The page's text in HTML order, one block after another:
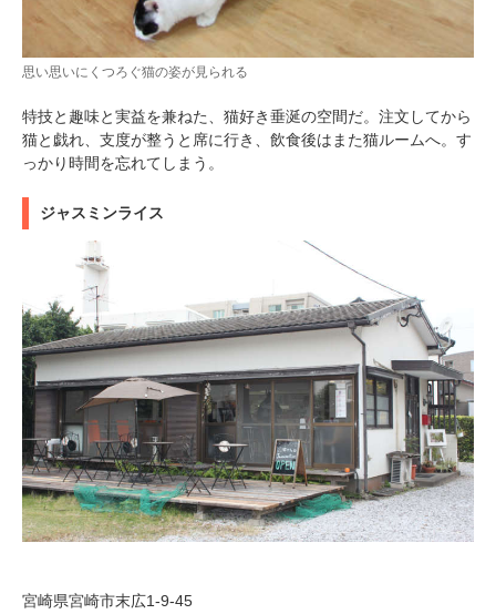
思い思いにくつろぐ猫の姿が見られる
特技と趣味と実益を兼ねた、猫好き垂涎の空間だ。注文してから
猫と戯れ、支度が整うと席に行き、飲食後はまた猫ルームへ。す
っかり時間を忘れてしまう。
ジャスミンライス
宮崎県宮崎市末広1-9-45